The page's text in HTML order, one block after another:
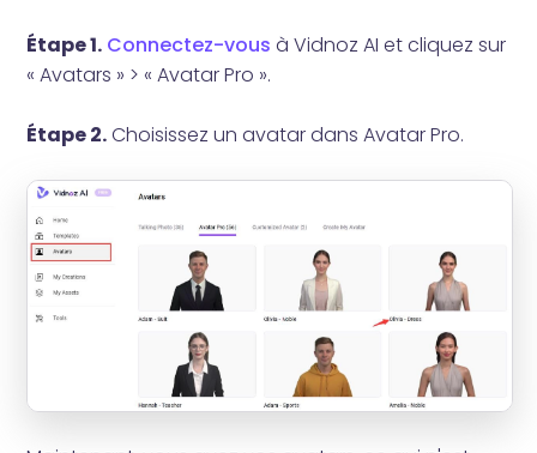
Étape 1. Connectez-vous à Vidnoz AI et cliquez sur
« Avatars » > « Avatar Pro ».
Étape 2.Choisissez un avatar dans Avatar Pro.